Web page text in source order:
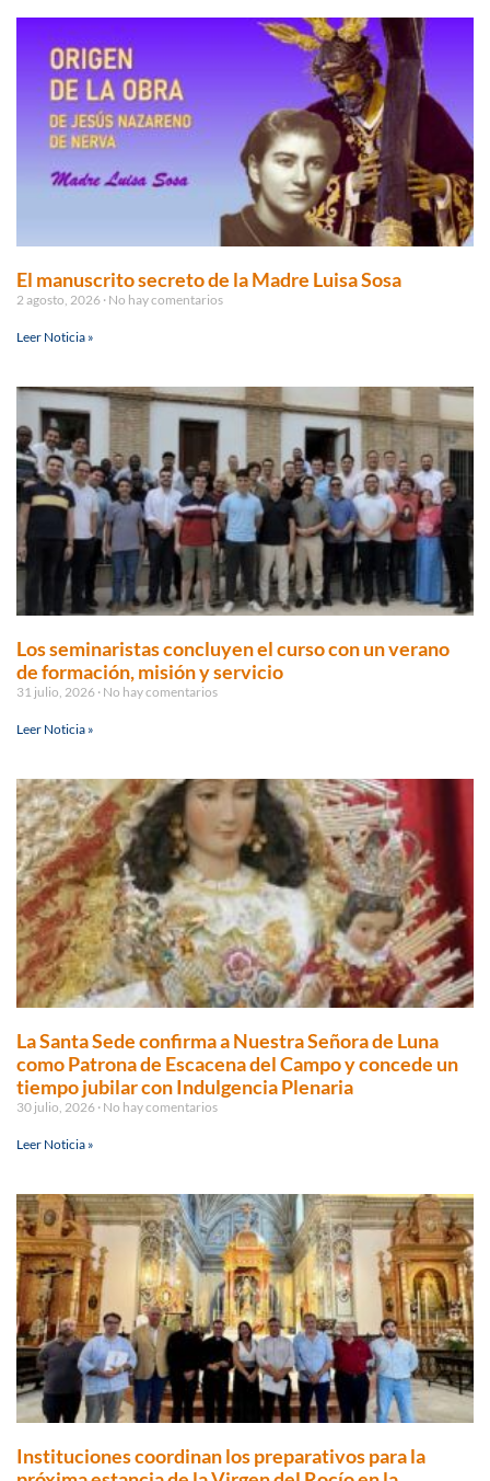
El manuscrito secreto de la Madre Luisa Sosa
2 agosto, 2026 No hay comentarios
Leer Noticia »
Los seminaristas concluyen el curso con un verano
de formación, misión y servicio
31 julio, 2026 No hay comentarios
Leer Noticia »
La Santa Sede confirma a Nuestra Señora de Luna
como Patrona de Escacena del Campo y concede un
tiempo jubilar con Indulgencia Plenaria
30 julio, 2026 No hay comentarios
Leer Noticia »
Instituciones coordinan los preparativos para la